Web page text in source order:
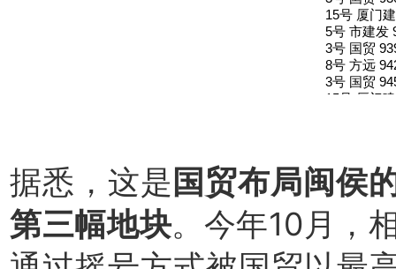
15号 厦门
5号 市建发
3号 国贸
8号 方远
3号 国贸
15号 厦门
成交！
据悉，这是 国贸布局闽侯
第三幅地块。今年10月，